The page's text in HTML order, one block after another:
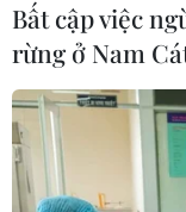
Bất cập việc
rừng ở Nam